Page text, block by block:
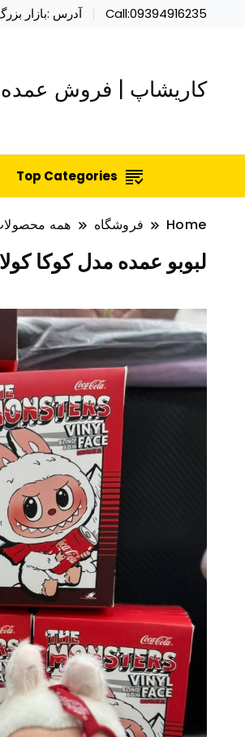
Call:09394916235 آدرس :بازار
کاریشاپ | فروش عمده
Top Categories
Home فروشگاه همه
لبوبو عمده مدل کوکا کولا